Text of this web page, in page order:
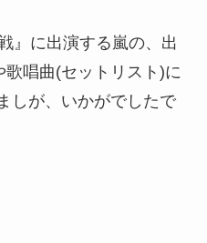
』に出演する嵐の、出
唱曲(セットリスト)に
しが、いかがでしたで